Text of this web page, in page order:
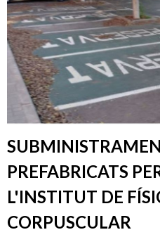
PREFABRICATS
L'INSTITUT DE
CORPUSCULAR